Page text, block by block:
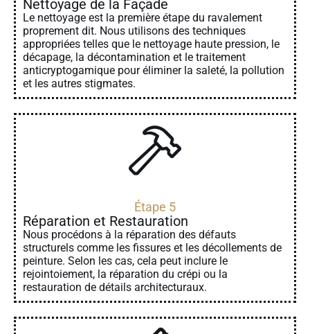
Nettoyage de la Façade
Le nettoyage est la première étape du ravalement
proprement dit. Nous utilisons des techniques
appropriées telles que le nettoyage haute pression, le
décapage, la décontamination et le traitement
anticryptogamique pour éliminer la saleté, la pollution
et les autres stigmates.
Étape 5
Réparation et Restauration
Nous procédons à la réparation des défauts
structurels comme les fissures et les décollements de
peinture. Selon les cas, cela peut inclure le
rejointoiement, la réparation du crépi ou la
restauration de détails architecturaux.